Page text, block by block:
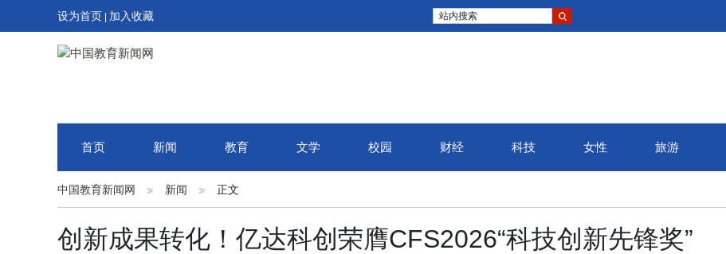
设为首页 加入收藏 站内搜索
首页 新闻 教育 文学 校园 财经 科技 女性 旅游
中国教育新闻网 新闻 正文
创新成果转化！亿达科创荣膺CFS2026“科技创新先锋奖”